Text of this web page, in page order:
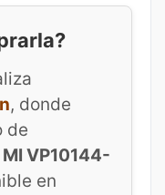
, donde
de
MI VP10144-
en